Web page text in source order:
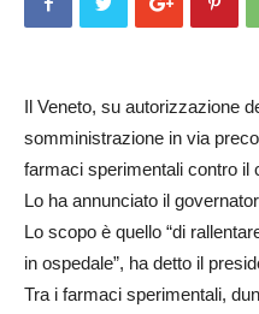
Il Veneto, su autorizzazione
somministrazione in via
farmaci sperimentali contro il
Lo ha annunciato il
Lo scopo è quello “di
in ospedale”, ha detto il
Tra i farmaci sperimentali,